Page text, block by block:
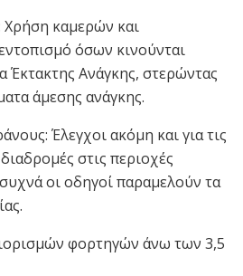
Χρήση καμερών και
όσων κινούνται
Έκτακτης Ανάγκης, στερώντας
άμεσης ανάγκης.
Έλεγχοι ακόμη και για τις
στις περιοχές
οι οδηγοί παραμελούν τα
φορτηγών άνω των 3,5